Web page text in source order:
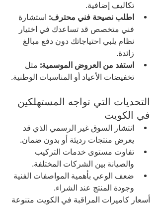
تكاليف إضافية.
اطلب نصيحة فني محترف: استشارة
فني متخصص قد تساعدك في اختيار
نظام يلبي احتياجاتك دون دفع مبالغ
زائدة.
استفد من العروض الموسمية: مثل
تخفيضات الأعياد أو المناسبات الوطنية.
التحديات التي تواجه المستهلكين
في الكويت
انتشار السوق غير الرسمي الذي قد
يعرض منتجات رديئة أو بدون ضمان.
تفاوت مستوى خدمات التركيب
والصيانة بين الشركات المختلفة.
ضعف الوعي بأهمية المواصفات الفنية
وجودة المنتج عند الشراء.
أسعار كاميرات المراقبة في الكويت متنوعة